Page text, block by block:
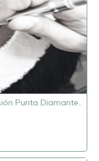
Punta Diamante..